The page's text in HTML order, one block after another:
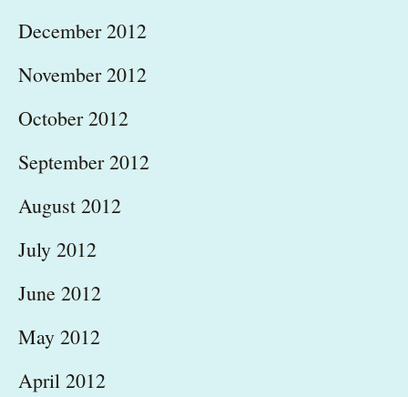
December 2012
November 2012
October 2012
September 2012
August 2012
July 2012
June 2012
May 2012
April 2012